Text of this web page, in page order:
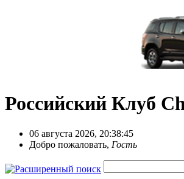
Российский Клуб
06 августа 2026, 20:38:45
Добро пожаловать, Гость